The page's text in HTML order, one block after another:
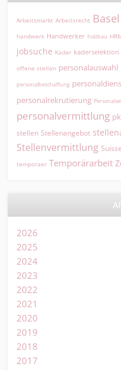
Arbeitsmarkt Arbeitsrecht Basel
handwerk Handwerker holzbau
jobsuche Kader kaderselektion
offene stellen personalauswahl
personalbeschaffung
personalrekrutierung
personalvermittlung
stellen Stellenangebot
Stellenvermittlung Suisse
temporaer Temporärarbeit
2026
2025
2024
2023
2022
2021
2020
2019
2018
2017